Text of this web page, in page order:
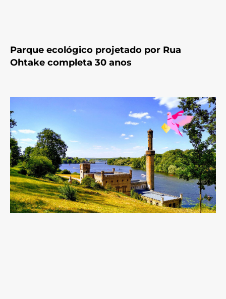
Parque ecológico projetado por Rua
Ohtake completa 30 anos